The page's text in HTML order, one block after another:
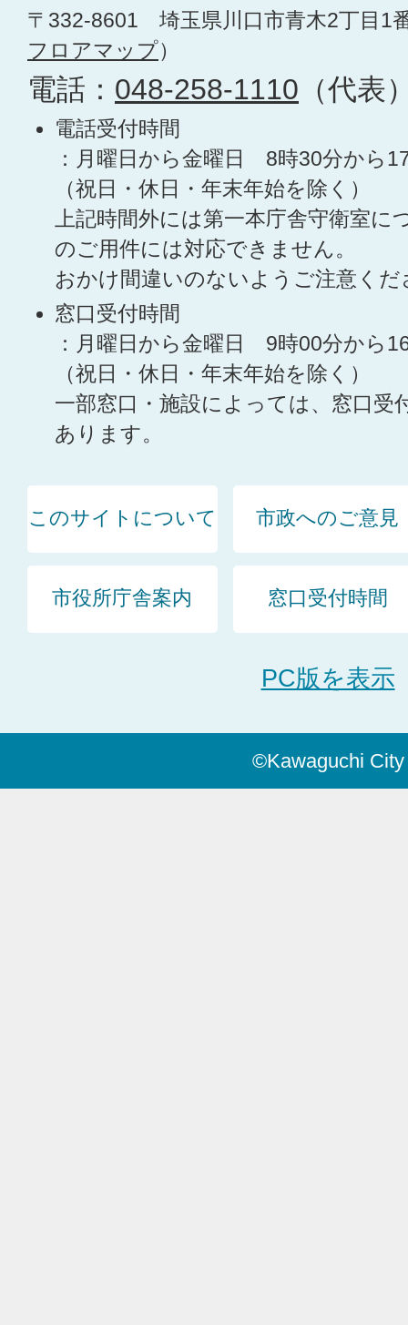
〒332-8601 埼玉県川口市青木2丁目1
フロアマップ）
電話： 048-258-1110 （代表
電話受付時間
：月曜日から金曜日 8時30分から
（祝日・休日・年末年始を除く）
上記時間外には第一本庁舎守衛室に
のご用件には対応できません。
おかけ間違いのないようご注意くだ
窓口受付時間
：月曜日から金曜日 9時00分から
（祝日・休日・年末年始を除く）
一部窓口・施設によっては、窓口受
あります。
このサイトについて 市政へのご意見
市役所庁舎案内 窓口受付時間
PC版を表示
©Kawaguchi City